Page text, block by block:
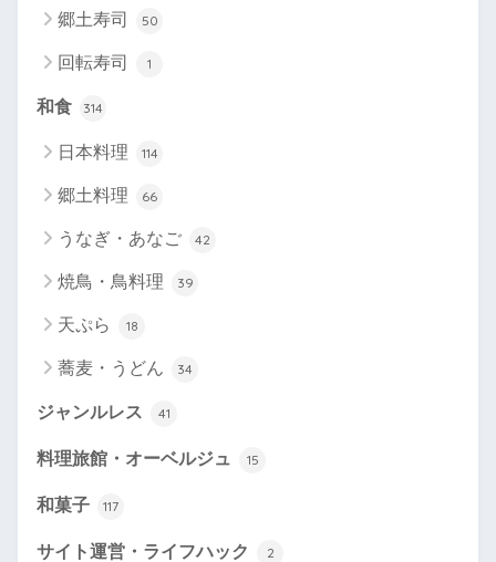
郷土寿司 50
回転寿司 1
和食 314
日本料理 114
郷土料理 66
うなぎ・あなご 42
焼鳥・鳥料理 39
天ぷら 18
蕎麦・うどん 34
ジャンルレス 41
料理旅館・オーベルジュ 15
和菓子 117
サイト運営・ライフハック 2